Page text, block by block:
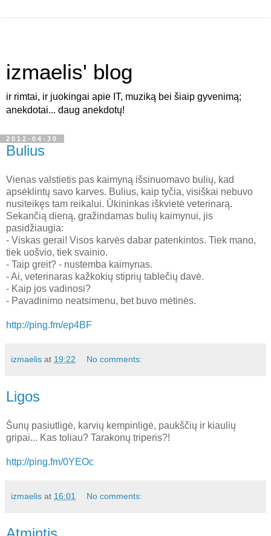
izmaelis' blog
ir rimtai, ir juokingai apie IT, muziką bei šiaip gyvenimą;
anekdotai... daug anekdotų!
2012-04-30
Bulius
Vienas valstietis pas kaimyną išsinuomavo bulių, kad
apsėklintų savo karves. Bulius, kaip tyčia, visiškai nebuvo
nusiteikęs tam reikalui. Ūkininkas iškvietė veterinarą.
Sekančią dieną, gražindamas bulių kaimynui, jis
pasidžiaugia:
- Viskas gerai! Visos karvės dabar patenkintos. Tiek mano,
tiek uošvio, tiek svainio.
- Taip greit? - nustemba kaimynas.
- Ai, veterinaras kažkokių stiprių tablečių davė.
- Kaip jos vadinosi?
- Pavadinimo neatsimenu, bet buvo mėtinės.
http://ping.fm/ep4BF
izmaelis at 19:22 No comments:
Ligos
Šunų pasiutligė, karvių kempinligė, paukščių ir kiaulių
gripai... Kas toliau? Tarakonų triperis?!
http://ping.fm/0YEOc
izmaelis at 16:01 No comments: